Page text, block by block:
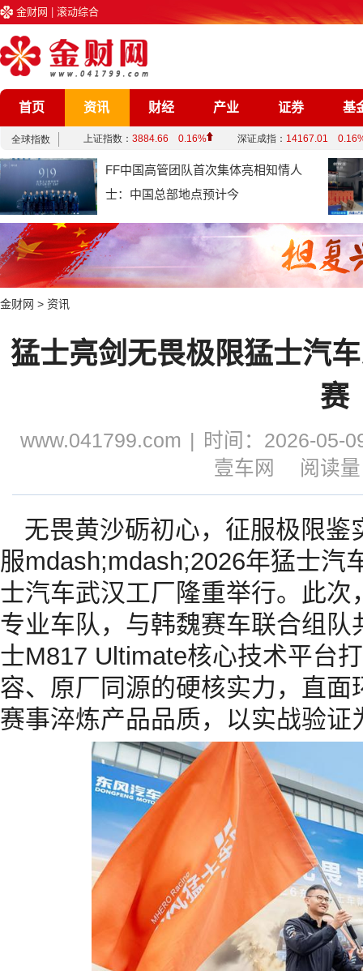
金财网 滚动综合
首页 资讯 财经 产业 证券 基
企业 文化 娱乐
综合
FF中国高管团队首次集体亮相知情人
士：中国总部地点预计今
金财网 > 资讯
猛士亮剑无畏极限猛士汽
赛
www.041799.com
时间：2026-05-
壹车网
阅读
无畏黄沙砺初心，征服极限
服mdash;mdash;2026年猛士汽
士汽车武汉工厂隆重举行。此
专业车队，与韩魏赛车联合组
士M817 Ultimate核心技术平台
容、原厂同源的硬核实力，直
赛事淬炼产品品质，以实战验